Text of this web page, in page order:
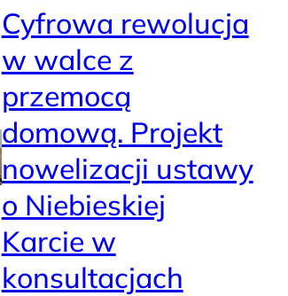
Cyfrowa rewolucja
w walce z
przemocą
domową. Projekt
nowelizacji ustawy
o Niebieskiej
Karcie w
konsultacjach